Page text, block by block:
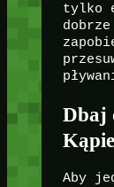
tylko
Dbaj
Aby